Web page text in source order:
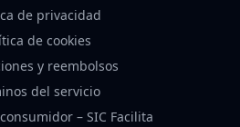
de privacidad
de cookies
y reembolsos
del servicio
– SIC Facilita